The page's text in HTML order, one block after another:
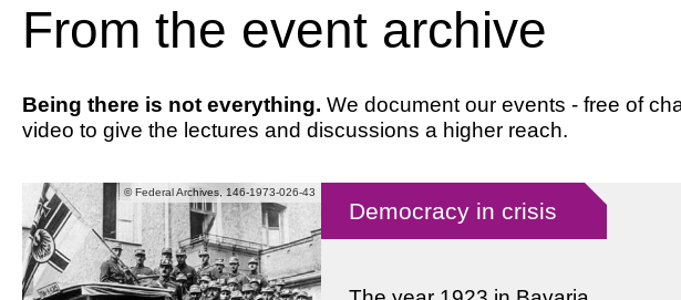
From the event archive
Being there is not everything. We document our events - free of
video to give the lectures and discussions a higher reach.
© Federal Archives, 146-1973-026-43
Democracy in crisis